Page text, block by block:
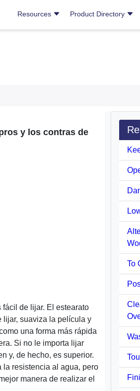
Resources Product Directory
y los contras de
de lijar. El estearato
lijar, suaviza la película y
una forma más rápida
Si no le importa lijar
y, de hecho, es superior.
la resistencia al agua, pero
manera de realizar el
To